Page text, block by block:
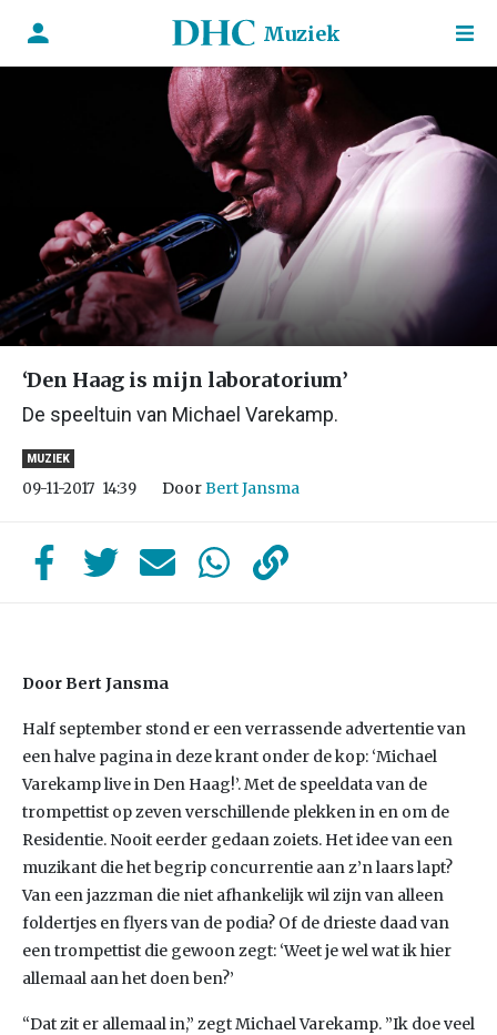
Muziek
‘Den Haag is mijn laboratorium’
De speeltuin van Michael Varekamp.
MUZIEK
09-11-2017 14:39 DoorBert Jansma
Door Bert Jansma
Half september stond er een verrassende advertentie van
een halve pagina in deze krant onder de kop: ‘Michael
Varekamp live in Den Haag!’. Met de speeldata van de
trompettist op zeven verschillende plekken in en om de
Residentie. Nooit eerder gedaan zoiets. Het idee van een
muzikant die het begrip concurrentie aan z’n laars lapt?
Van een jazzman die niet afhankelijk wil zijn van alleen
foldertjes en flyers van de podia? Of de drieste daad van
een trompettist die gewoon zegt: ‘Weet je wel wat ik hier
allemaal aan het doen ben?’
“Dat zit er allemaal in,” zegt Michael Varekamp. ”Ik doe veel